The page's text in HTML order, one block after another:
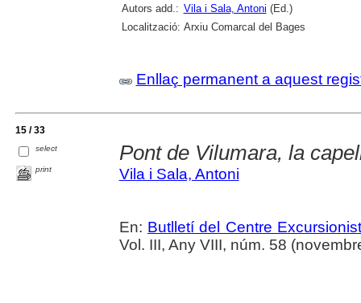
Autors add.: Vila i Sala, Antoni (Ed.)
Localització: Arxiu Comarcal del Bages
Enllaç permanent a aquest
15 / 33
select
print
Pont de Vilumara, la
Vila i Sala, Antoni
En: Butlletí del Centre
Vol. III, Any VIII, núm. 58